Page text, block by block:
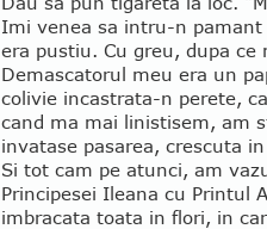
Imi venea sa intru-n
era pustiu. Cu greu, dupa
Demascatorul meu era un
colivie incastrata-n perete,
cand ma mai linistisem, am
invatase pasarea, crescuta
Si tot cam pe atunci, am
Principesei Ileana cu Printul
imbracata toata in flori, in